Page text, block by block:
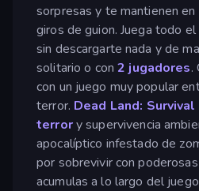
sorpresas y te mantienen en
giros de guion. Juega todo
sin descargarte nada y de
solitario o con2 jugadores.
con un juego muy popular
terror. Dead Land: Survival
terrory supervivencia
apocalíptico infestado de
por sobrevivir con
acumulas a lo largo del